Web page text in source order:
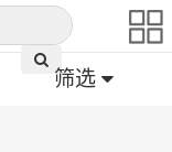
筛选